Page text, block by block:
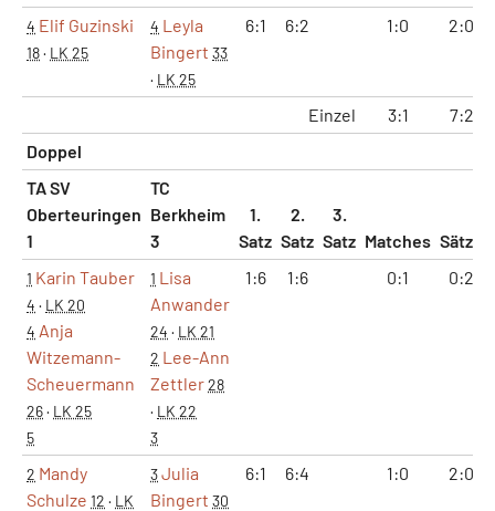
4 Elif Guzinski
18· LK 25
4 Leyla
Bingert 33
· LK 25
6:1 6:2 1:0 2:0
Einzel 3:1
7:2
Doppel
TA SV
Oberteuringen
1
TC
Berkheim
3
1.
Satz
2.
Satz
3.
Satz Matches Sätze
1 Karin Tauber
4 · LK 20
4 Anja
Witzemann-
Scheuermann
26· LK 25
5
1 Lisa
Anwander
24 · LK 21
2 Lee-Ann
Zettler28
· LK 22
3
1:6 1:6 0:1 0:2
2 Mandy
Schulze 12 · LK
3Julia
Bingert 30
6:1 6:4 1:0 2:0